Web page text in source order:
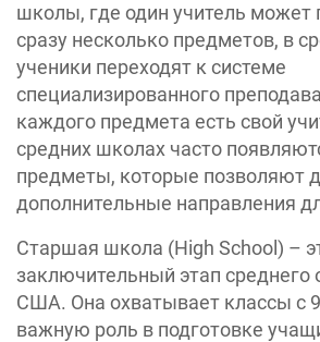
школы, где один учитель может
сразу несколько предметов, в
ученики переходят к системе
специализированного
каждого предмета есть свой
средних школах часто
предметы, которые позволяют
дополнительные направления
Старшая школа (High School) –
заключительный этап среднего
США. Она охватывает классы с 9
важную роль в подготовке